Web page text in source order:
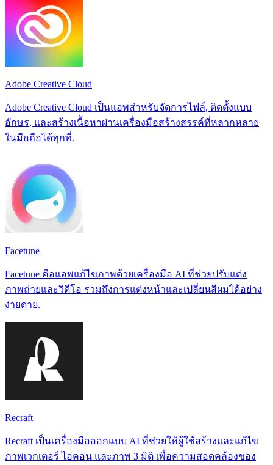
Adobe Creative Cloud
Adobe Creative Cloud เป็นแอพสำหรับจัดการไฟล์, ติดตั้งแบบ
อักษร, และสร้างเนื้อหาผ่านเครื่องมือสร้างสรรค์ที่หลากหลาย
ในมือถือได้ทุกที่.
Facetune
Facetune คือแอพแก้ไขภาพด้วยเครื่องมือ AI ที่ช่วยปรับแต่ง
ภาพถ่ายและวิดีโอ รวมถึงการแต่งหน้าและเปลี่ยนสีผมได้อย่าง
ง่ายดาย.
Recraft
Recraft เป็นเครื่องมือออกแบบ AI ที่ช่วยให้ผู้ใช้สร้างและแก้ไข
ภาพเวกเตอร์ ไอคอน และภาพ 3 มิติ เพื่อความสอดคล้องของ